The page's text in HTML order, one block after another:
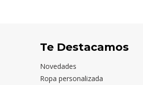
Te Destacamos
Novedades
Ropa personalizada